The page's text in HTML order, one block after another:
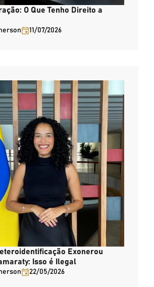
O Que Tenho Direito a
11/07/2026
Exonerou
Isso é Ilegal
22/05/2026